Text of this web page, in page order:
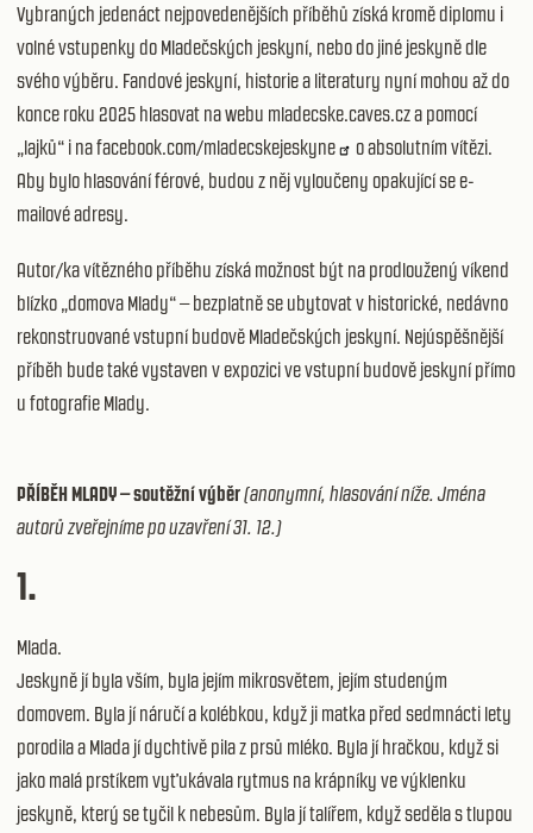
Vybraných jedenáct nejpovedenějších příběhů získá kromě diplomu i
volné vstupenky do Mladečských jeskyní, nebo do jiné jeskyně dle
svého výběru. Fandové jeskyní, historie a literatury nyní mohou až do
konce roku 2025 hlasovat na webu mladecske.caves.cz a pomocí
„lajků“ i nafacebook.com/mladecskejeskyne
o absolutním vítězi.
Aby bylo hlasování férové, budou z něj vyloučeny opakující se e-
mailové adresy.
Autor/ka vítězného příběhu získá možnost být na prodloužený víkend
blízko „domova Mlady“ – bezplatně se ubytovat v historické, nedávno
rekonstruované vstupní budově Mladečských jeskyní. Nejúspěšnější
příběh bude také vystaven v expozici ve vstupní budově jeskyní přímo
u fotografie Mlady.
PŘÍBĚH MLADY – soutěžní výběr(anonymní, hlasování níže. Jména
autorů zveřejníme po uzavření 31. 12.)
1.
Mlada.
Jeskyně jí byla vším, byla jejím mikrosvětem, jejím studeným
domovem. Byla jí náručí a kolébkou, když ji matka před sedmnácti lety
porodila a Mlada jí dychtivě pila z prsů mléko. Byla jí hračkou, když si
jako malá prstíkem vyťukávala rytmus na krápníky ve výklenku
jeskyně, který se tyčil k nebesům. Byla jí talířem, když seděla s tlupou